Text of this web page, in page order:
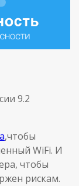
9.2
,чтобы
WiFi. И
чтобы
рискам.